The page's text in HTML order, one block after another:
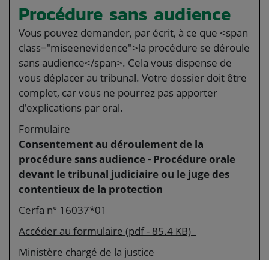
Procédure sans audience
Vous pouvez demander, par écrit, à ce que <span
class="miseenevidence">la procédure se déroule
sans audience</span>. Cela vous dispense de
vous déplacer au tribunal. Votre dossier doit être
complet, car vous ne pourrez pas apporter
d'explications par oral.
Formulaire
Consentement au déroulement de la
procédure sans audience - Procédure orale
devant le tribunal judiciaire ou le juge des
contentieux de la protection
Cerfa n° 16037*01
Accéder au formulaire (pdf - 85.4 KB)
Ministère chargé de la justice